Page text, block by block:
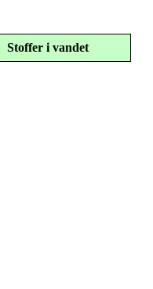
Stoffer i vandet